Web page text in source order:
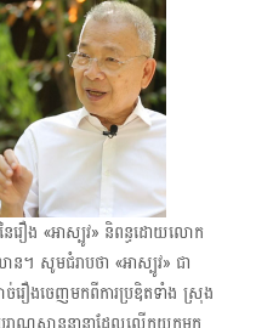
រឿង «អាស្បូវ» និពន្ធដោយលោក​
ាន។ សូមជំរាបថា «អាស្បូវ» ជា
រឿងចេញមកពីការប្រឌិតទាំង ស្រុង